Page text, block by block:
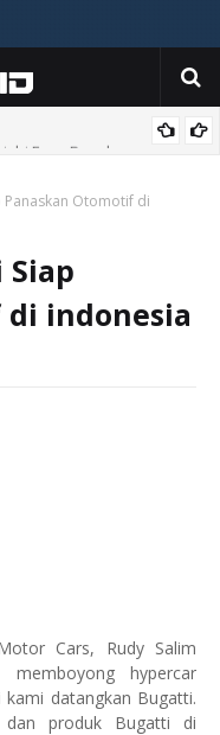
Fuso Rayakan
Otomotif di
indonesia
Cars, Rudy Salim
memboyong hypercar
datangkan Bugatti.
dan produk Bugatti di